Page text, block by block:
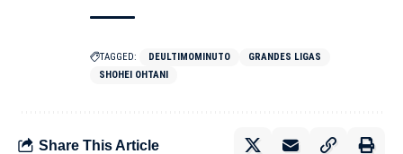
TAGGED: DEULTIMOMINUTO
GRANDES LIGAS
SHOHEI OHTANI
Share This Article